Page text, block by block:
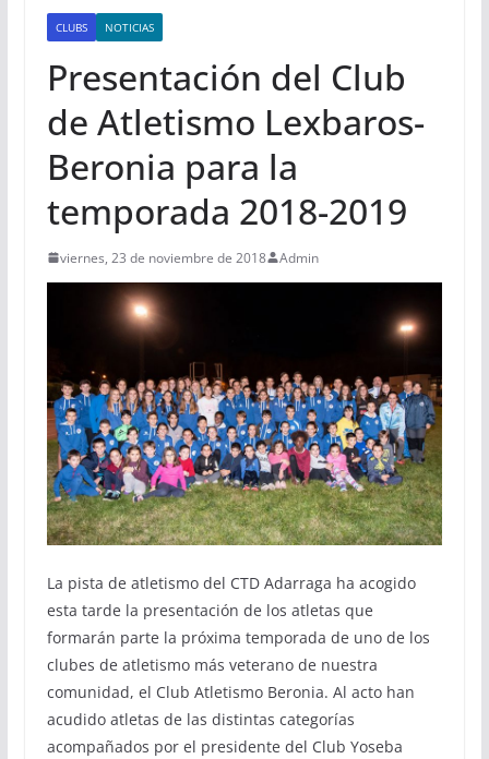
CLUBS NOTICIAS
Presentación del Club
de Atletismo Lexbaros-
Beronia para la
temporada 2018-2019
viernes, 23 de noviembre de 2018 Admin
La pista de atletismo del CTD Adarraga ha acogido
esta tarde la presentación de los atletas que
formarán parte la próxima temporada de uno de los
clubes de atletismo más veterano de nuestra
comunidad, el Club Atletismo Beronia. Al acto han
acudido atletas de las distintas categorías
acompañados por el presidente del Club Yoseba